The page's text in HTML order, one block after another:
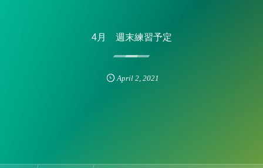
4月 週末練習予定
April 2, 2021